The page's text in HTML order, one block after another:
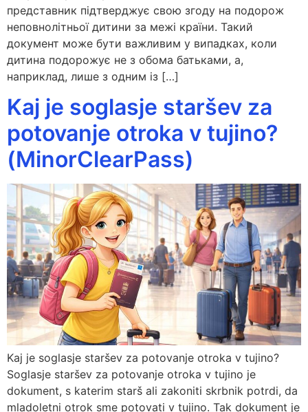
представник підтверджує свою згоду на подорож
неповнолітньої дитини за межі країни. Такий
документ може бути важливим у випадках, коли
дитина подорожує не з обома батьками, а,
наприклад, лише з одним із […]
Kaj je soglasje staršev za
potovanje otroka v tujino?
(MinorClearPass)
Kaj je soglasje staršev za potovanje otroka v tujino?
Soglasje staršev za potovanje otroka v tujino je
dokument, s katerim starš ali zakoniti skrbnik potrdi, da
mladoletni otrok sme potovati v tujino. Tak dokument je